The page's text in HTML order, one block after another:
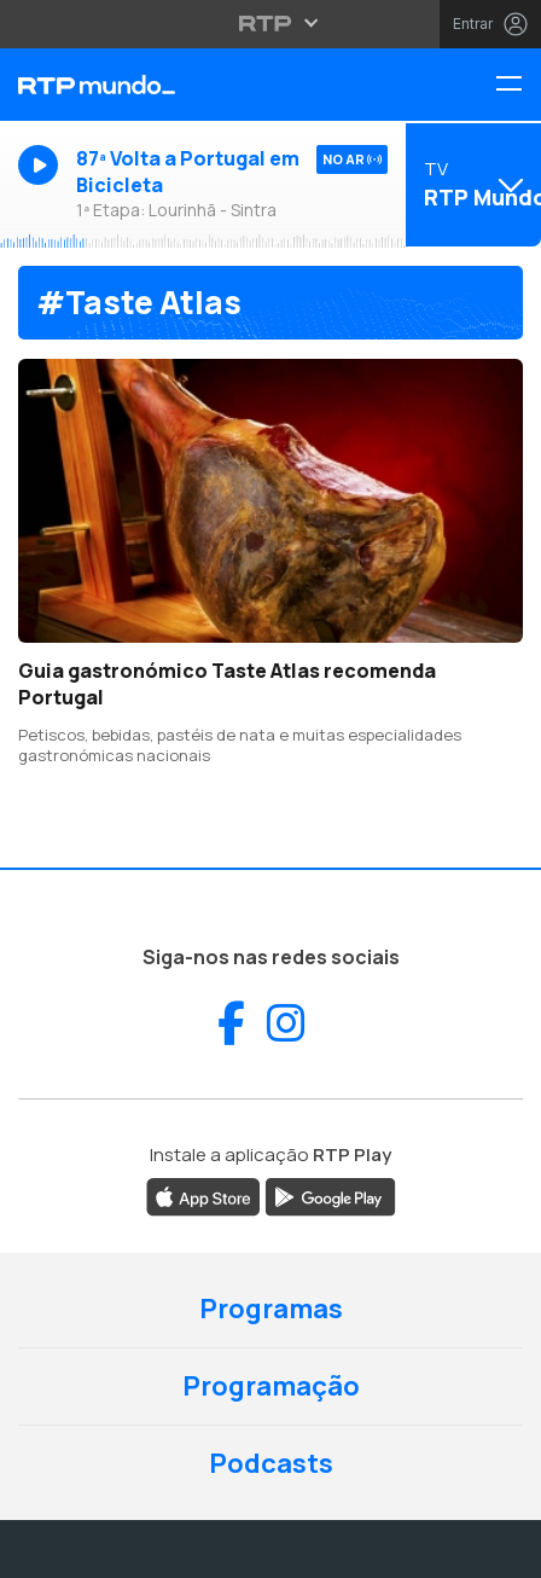
Entrar
87ª Volta a Portugal em
Bicicleta
1ª Etapa: Lourinhã - Sintra
NO AR TV
RTP
#Taste Atlas
Guia gastronómico Taste Atlas recomenda
Portugal
Petiscos, bebidas, pastéis de nata e muitas especialidades
gastronómicas nacionais
Siga-nos nas redes sociais
Facebook
Instale a aplicação RTP Play
Programas
Programação
Podcasts